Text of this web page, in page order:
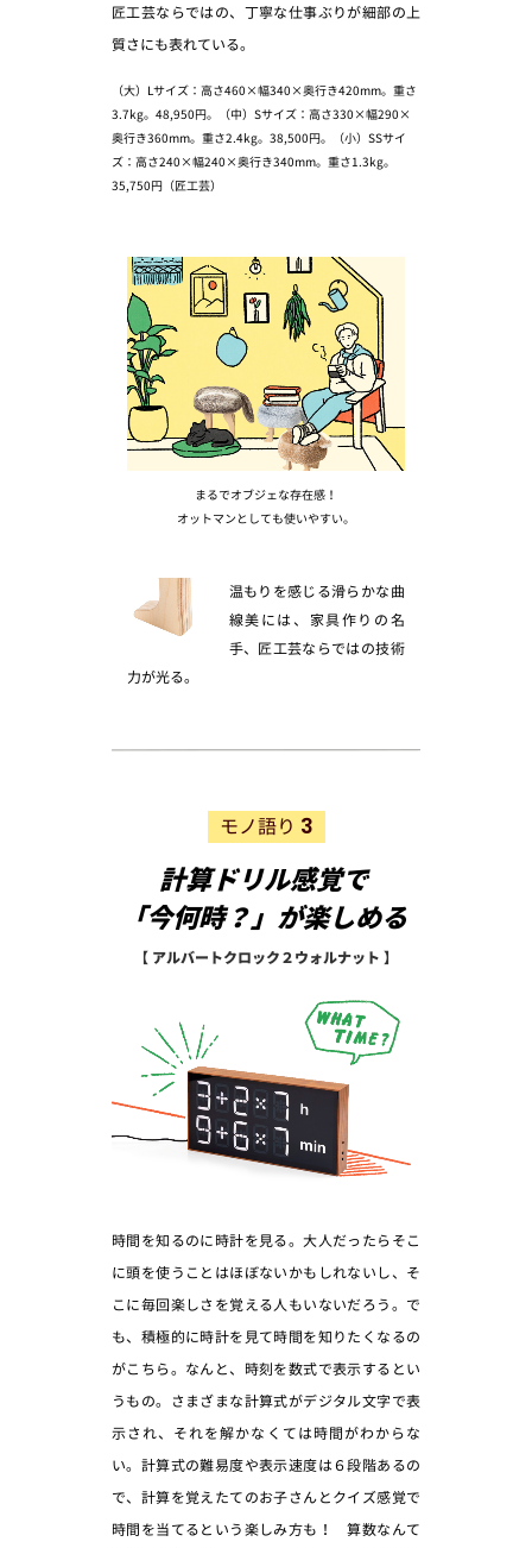
匠工芸ならではの、丁寧な仕事ぶりが細部の上
質さにも表れている。
（大）Lサイズ：高さ460×幅340×奥行き420mm。重さ
3.7kg。48,950円。（中）Sサイズ：高さ330×幅290×
奥行き360mm。重さ2.4kg。38,500円。（小）SSサイ
ズ：高さ240×幅240×奥行き340mm。重さ1.3kg。
35,750円（匠工芸）
まるでオブジェな存在感！
オットマンとしても使いやすい。
温もりを感じる滑らかな曲
線美には、家具作りの名
手、匠工芸ならではの技術
力が光る。
モノ語り 3
計算ドリル感覚で
「今何時？」が楽しめる
【 アルバートクロック２ウォルナット 】
時間を知るのに時計を見る。大人だったらそこ
に頭を使うことはほぼないかもしれないし、そ
こに毎回楽しさを覚える人もいないだろう。で
も、積極的に時計を見て時間を知りたくなるの
がこちら。なんと、時刻を数式で表示するとい
うもの。さまざまな計算式がデジタル文字で表
示され、それを解かなくては時間がわからな
い。計算式の難易度や表示速度は６段階あるの
で、計算を覚えたてのお子さんとクイズ感覚で
時間を当てるという楽しみ方も！ 算数なんて